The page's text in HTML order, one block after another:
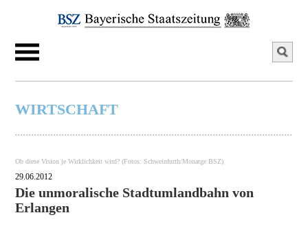
WIRTSCHAFT
Ob diese Vision je Wirklichkeit wird? (Fotos: Schweinfurth/Monatge BSZ)
29.06.2012
Die unmoralische Stadtumlandbahn von
Erlangen